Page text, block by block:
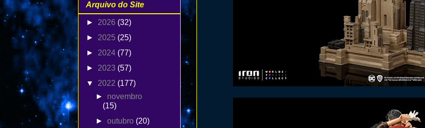
Arquivo do Site
► 2026 (32)
► 2025 (25)
► 2024 (77)
► 2023 (57)
▼ 2022 (177)
► novembro
(15)
►outubro (20)